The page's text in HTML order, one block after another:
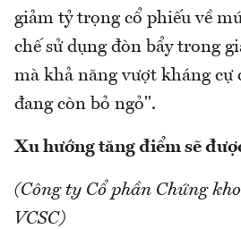
giảm tỷ trọng cổ phiếu về
chế sử dụng đòn bẩy trong
mà khả năng vượt kháng cự
đang còn bỏ ngỏ".
Xu hướng tăng điểm sẽ
(Công ty Cổ phần Chứng
VCSC)